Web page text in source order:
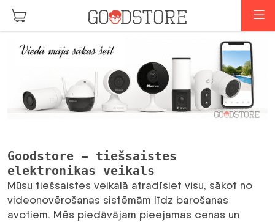
Skip to main content
Previous Next
Goodstore - tiešsaistes
elektronikas veikals
Mūsu tiešsaistes veikalā atradīsiet visu, sākot no
videonovērošanas sistēmām līdz barošanas
avotiem. Mēs piedāvājam pieejamas cenas un